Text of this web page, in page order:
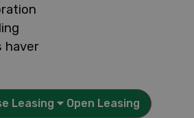
haver
Leasing Open Leasing